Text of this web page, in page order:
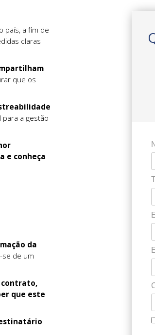
país, a fim de
claras
que os
a gestão
e conheça
da
de um
contrato,
que este